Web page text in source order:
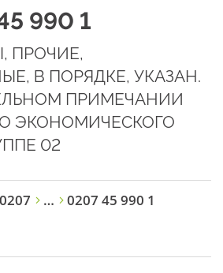
990 1
ПРОЧИЕ,
В ПОРЯДКЕ, УКАЗАН.
ПРИМЕЧАНИИ
ЭКОНОМИЧЕСКОГО
02
0207 … 0207 45 990 1